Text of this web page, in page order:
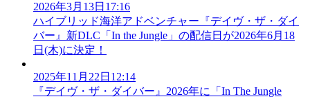
2026年3月13日17:16
ハイブリッド海洋アドベンチャー『デイヴ・ザ・ダイ
バー』新DLC「In the Jungle」の配信日が2026年6月18
日(木)に決定！
2025年11月22日12:14
『デイヴ・ザ・ダイバー』2026年に「In The Jungle